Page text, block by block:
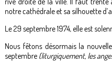
notre cathédrale et sa silhouette
Le 29 septembre 1974, elle est
Nous fêtons désormais la
septembre (liturgiquement, les